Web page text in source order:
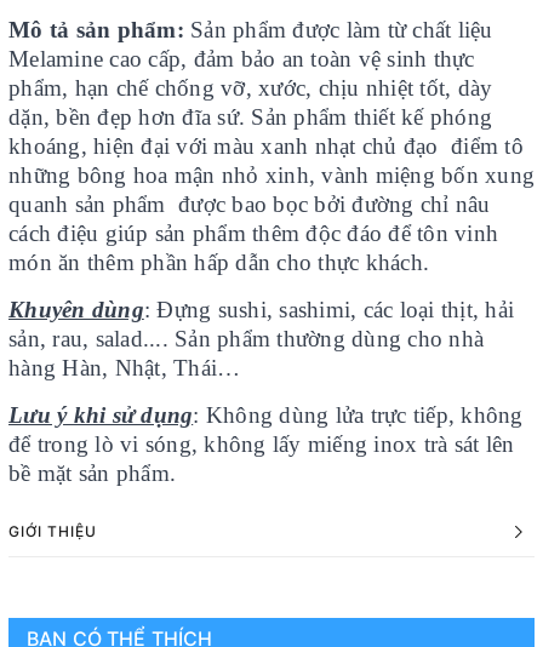
Mô tả sản phẩm: Sản phẩm được làm từ chất liệu
Melamine cao cấp, đảm bảo an toàn vệ sinh thực
phẩm, hạn chế chống vỡ, xước, chịu nhiệt tốt, dày
dặn, bền đẹp hơn đĩa sứ. Sản phẩm thiết kế phóng
khoáng, hiện đại với màu xanh nhạt chủ đạo điểm tô
những bông hoa mận nhỏ xinh, vành miệng bốn xung
quanh sản phẩm được bao bọc bởi đường chỉ nâu
cách điệu giúp sản phẩm thêm độc đáo để tôn vinh
món ăn thêm phần hấp dẫn cho thực khách.
Khuyên dùng: Đựng sushi, sashimi, các loại thịt, hải
sản, rau, salad.... Sản phẩm thường dùng cho nhà
hàng Hàn, Nhật, Thái…
Lưu ý khi sử dụng: Không dùng lửa trực tiếp, không
để trong lò vi sóng, không lấy miếng inox trà sát lên
bề mặt sản phẩm.
GIỚI THIỆU
BẠN CÓ THỂ THÍCH